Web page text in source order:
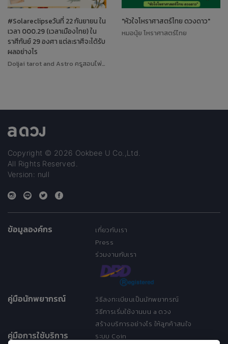
#Solareclipseวันที่ 22 กันยายน ใน
เวลา 000.29 (เวลาเมืองไทย) ใน
ราศีกันย์ 29 องศา แต่ละราศีจะได้รับ
ผลอย่างไร
Doljai tarot and Astro ครูสอนไพ่ทาโรต์
"หัวใจโหราศาสตร์ไทย ดวงดาว"
หมอนุ้ย โหราศาสตร์ไทย
Copyright © 2026 Ookbee U Co.,Ltd.
All Rights Reserved.
Version: null
ข้อมูลองค์กร
เกี่ยวกับเรา
Press
ร่วมงานกับเรา
คู่มือนักพยากรณ์
วิธีลงทะเบียนเป็นนักพยากรณ์
วิธีการเริ่มใช้งานบน a ดวง
สร้างบริการอย่างไร ให้ลูกค้าสนใจ
คู่มือการใช้บริการ
ระบบ Coin